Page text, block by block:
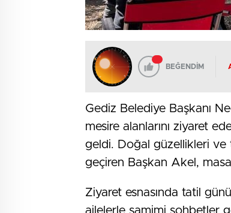
BEĞENDİM
Gediz Belediye Başkanı
mesire alanlarını ziyaret
geldi. Doğal güzellikleri ve
geçiren Başkan Akel,
Ziyaret esnasında tatil